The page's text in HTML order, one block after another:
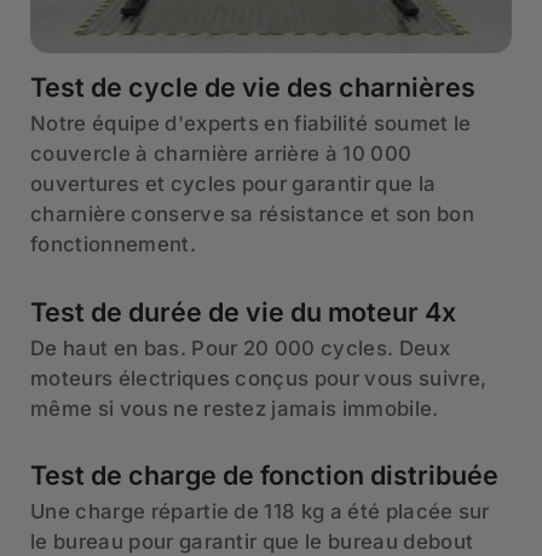
Test de cycle de vie des charnières
Notre équipe d'experts en fiabilité soumet le
couvercle à charnière arrière à 10 000
ouvertures et cycles pour garantir que la
charnière conserve sa résistance et son bon
fonctionnement.
Test de durée de vie du moteur 4x
De haut en bas. Pour 20 000 cycles. Deux
moteurs électriques conçus pour vous suivre,
même si vous ne restez jamais immobile.
Test de charge de fonction distribuée
Une charge répartie de 118 kg a été placée sur
le bureau pour garantir que le bureau debout